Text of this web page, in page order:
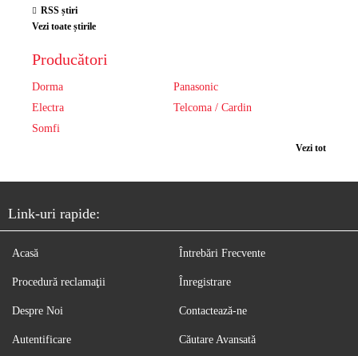
RSS știri
Vezi toate știrile
Producători
Dorma
Panasonic
Electra
Telcoma / Cardin
Somfi
Vezi tot
Link-uri rapide:
Acasă
Procedură reclamaţii
Despre Noi
Autentificare
Întrebări Frecvente
Înregistrare
Contactează-ne
Căutare Avansată